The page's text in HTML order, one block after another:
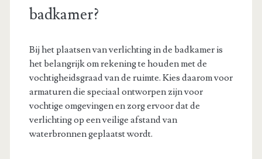
badkamer?
Bij het plaatsen van verlichting in de badkamer is
het belangrijk om rekening te houden met de
vochtigheidsgraad van de ruimte. Kies daarom voor
armaturen die speciaal ontworpen zijn voor
vochtige omgevingen en zorg ervoor dat de
verlichting op een veilige afstand van
waterbronnen geplaatst wordt.